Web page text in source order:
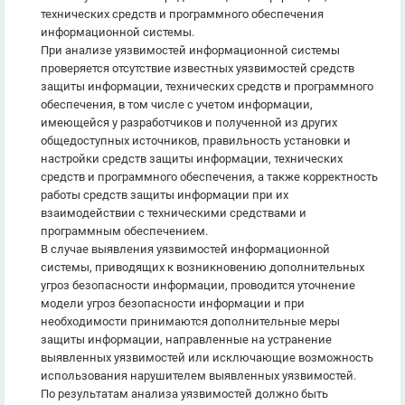
технических средств и программного обеспечения
информационной системы.
При анализе уязвимостей информационной системы
проверяется отсутствие известных уязвимостей средств
защиты информации, технических средств и программного
обеспечения, в том числе с учетом информации,
имеющейся у разработчиков и полученной из других
общедоступных источников, правильность установки и
настройки средств защиты информации, технических
средств и программного обеспечения, а также корректность
работы средств защиты информации при их
взаимодействии с техническими средствами и
программным обеспечением.
В случае выявления уязвимостей информационной
системы, приводящих к возникновению дополнительных
угроз безопасности информации, проводится уточнение
модели угроз безопасности информации и при
необходимости принимаются дополнительные меры
защиты информации, направленные на устранение
выявленных уязвимостей или исключающие возможность
использования нарушителем выявленных уязвимостей.
По результатам анализа уязвимостей должно быть